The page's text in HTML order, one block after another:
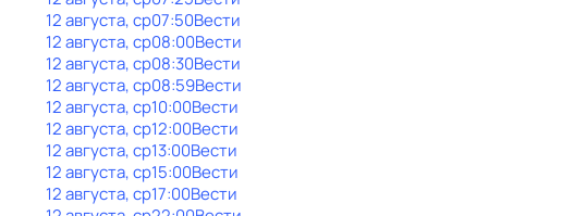
12 августа, ср07:50Вести
12 августа, ср08:00Вести
12 августа, ср08:30Вести
12 августа, ср08:59Вести
12 августа, ср10:00Вести
12 августа, ср12:00Вести
12 августа, ср13:00Вести
12 августа, ср15:00Вести
12 августа, ср17:00Вести